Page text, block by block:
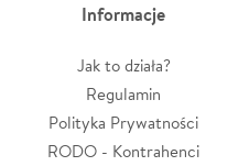
Informacje
Jak to działa?
Regulamin
Polityka Prywatności
RODO - Kontrahenci